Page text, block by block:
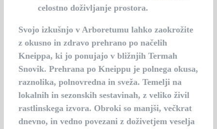
celostno doživljanje prostora.
Svojo izkušnjo v Arboretumu lahko zaokrožite
z okusno in zdravo prehrano po načelih
Kneippa, ki jo ponujajo v bližnjih Termah
Snovik. Prehrana po Kneippu je polnega okusa,
raznolika, polnovredna in sveža. Temelji na
lokalnih in sezonskih sestavinah, z veliko živil
rastlinskega izvora. Obroki so manjši, večkrat
dnevno, in vedno povezani z doživetjem veselja